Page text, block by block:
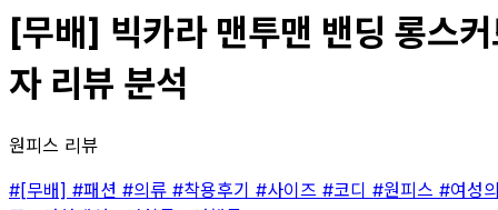
[무배] 빅카라 맨투맨 밴딩 롱스
자 리뷰 분석
원피스 리뷰
#[무배] #패션 #의류 #착용후기 #사이즈 #코디 #원피스 #여성